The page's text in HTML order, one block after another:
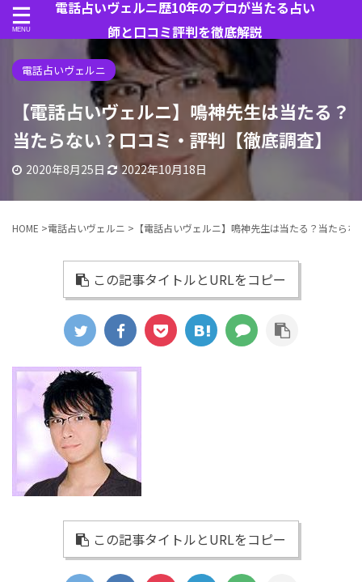
電話占いヴェルニ歴10年のプロが当たる占い
師と口コミ評判を徹底解説
電話占いヴェルニ
【電話占いヴェルニ】鳴神先生は当たる？
当たらない？口コミ・評判【徹底調査】
2020年8月25日 2022年10月18日
HOME >電話占いヴェルニ > 【電話占いヴェルニ】鳴神先生は当たる？当たら
この記事タイトルとURLをコピー
この記事タイトルとURLをコピー